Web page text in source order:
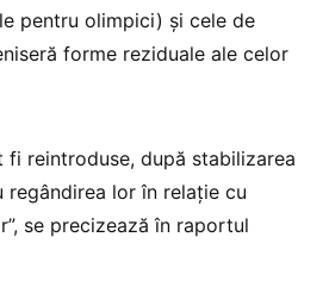
pentru olimpici) și cele de
forme reziduale ale celor
fi reintroduse, după stabilizarea
lor în relație cu
se precizează în raportul